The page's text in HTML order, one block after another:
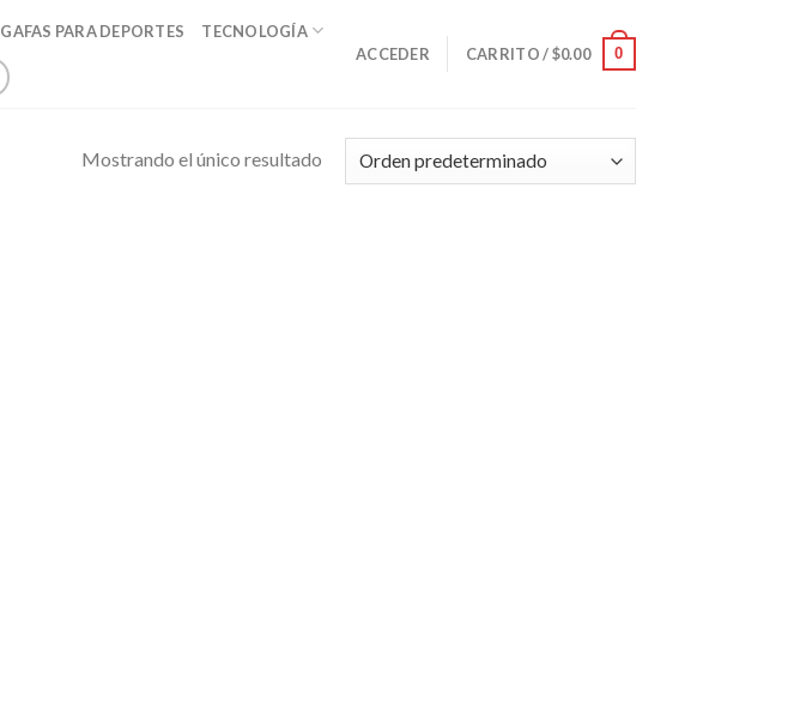
GAFAS PARA DEPORTES TECNOLOGÍA
ACCEDER CARRITO /$0.00 0
Mostrando el único resultado